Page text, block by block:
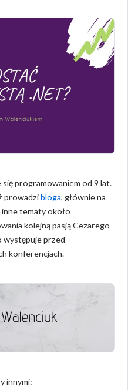
programowaniem od 9 lat.
prowadzibloga, głównie na
tematy około
kolejną pasją Cezarego
występuje przed
konferencjach.
innymi: